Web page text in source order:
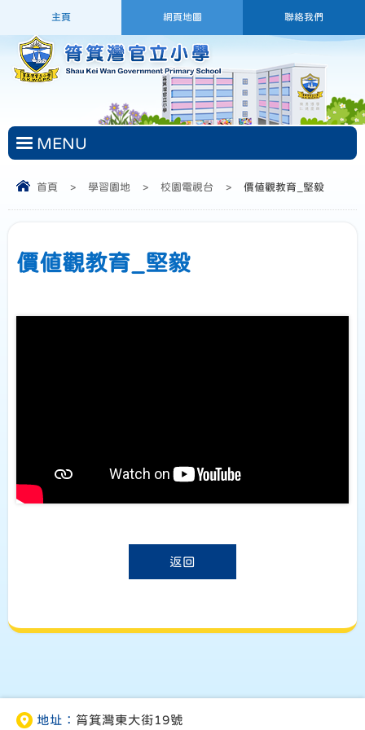
主頁 網頁地圖 聯絡我們
MENU
首頁 > 學習園地 > 校園電視台 > 價值觀教育_堅毅
價值觀教育_堅毅
返回
地址： 筲箕灣東大街19號